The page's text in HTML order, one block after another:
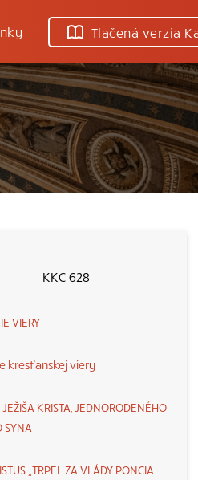
Tlačená verzia
KKC 628
VIERY
kresťanskej viery
KRISTA, JEDNORODENÉHO
SYNA
„TRPEL ZA VLÁDY PONCIA